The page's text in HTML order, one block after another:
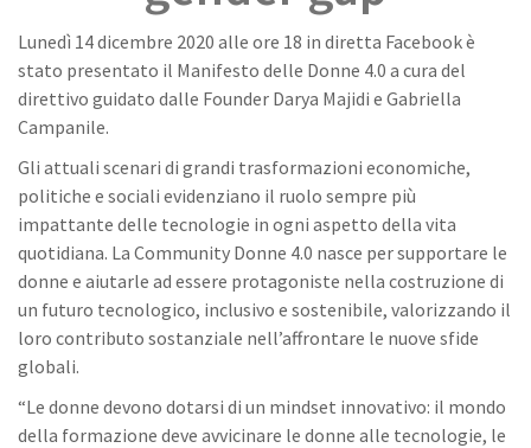
Lunedì 14 dicembre 2020 alle ore 18 in diretta Facebook è
stato presentato il Manifesto delle Donne 4.0 a cura del
direttivo guidato dalle Founder Darya Majidi e Gabriella
Campanile.
Gli attuali scenari di grandi trasformazioni economiche,
politiche e sociali evidenziano il ruolo sempre più
impattante delle tecnologie in ogni aspetto della vita
quotidiana. La Community Donne 4.0 nasce per supportare le
donne e aiutarle ad essere protagoniste nella costruzione di
un futuro tecnologico, inclusivo e sostenibile, valorizzando il
loro contributo sostanziale nell’affrontare le nuove sfide
globali.
“Le donne devono dotarsi di un mindset innovativo: il mondo
della formazione deve avvicinare le donne alle tecnologie, le